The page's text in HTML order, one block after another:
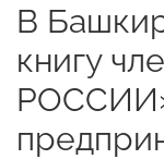
В
книгу